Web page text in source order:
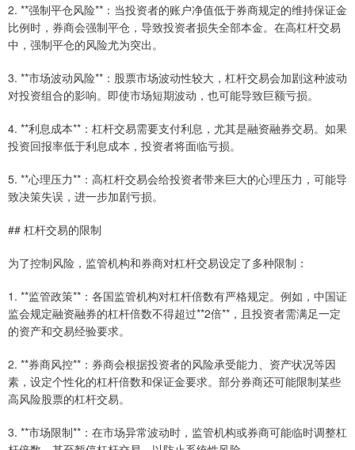
2. **强制平仓风险**：当投资者的账户净值低于券商规定的维持保证金
比例时，券商会强制平仓，导致投资者损失全部本金。在高杠杆交易
中，强制平仓的风险尤为突出。
3. **市场波动风险**：股票市场波动性较大，杠杆交易会加剧这种波动
对投资组合的影响。即使市场短期波动，也可能导致巨额亏损。
4. **利息成本**：杠杆交易需要支付利息，尤其是融资融券交易。如果
投资回报率低于利息成本，投资者将面临亏损。
5. **心理压力**：高杠杆交易会给投资者带来巨大的心理压力，可能导
致决策失误，进一步加剧亏损。
## 杠杆交易的限制
为了控制风险，监管机构和券商对杠杆交易设定了多种限制：
1. **监管政策**：各国监管机构对杠杆倍数有严格规定。例如，中国证
监会规定融资融券的杠杆倍数不得超过**2倍**，且投资者需满足一定
的资产和交易经验要求。
2. **券商风控**：券商会根据投资者的风险承受能力、资产状况等因
素，设定个性化的杠杆倍数和保证金要求。部分券商还可能限制某些
高风险股票的杠杆交易。
3. **市场限制**：在市场异常波动时，监管机构或券商可能临时调整杠